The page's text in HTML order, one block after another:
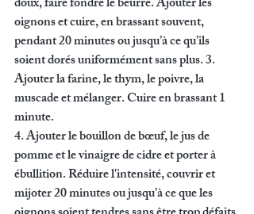
oignons et cuire, en brassant souvent,
pendant 20 minutes ou jusqu’à ce qu’ils
soient dorés uniformément sans plus. 3.
Ajouter la farine, le thym, le poivre, la
muscade et mélanger. Cuire en brassant 1
minute.
4. Ajouter le bouillon de bœuf, le jus de
pomme et le vinaigre de cidre et porter à
ébullition. Réduire l'intensité, couvrir et
mijoter 20 minutes ou jusqu’à ce que les